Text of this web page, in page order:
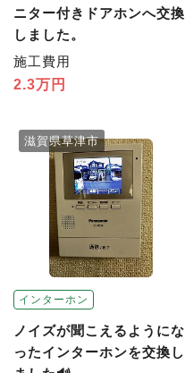
ニター付きドアホンへ交換
しました。
施工費用
2.3万円
インターホン
滋賀県草津市
ノイズが聞こえるようにな
ったインターホンを交換し